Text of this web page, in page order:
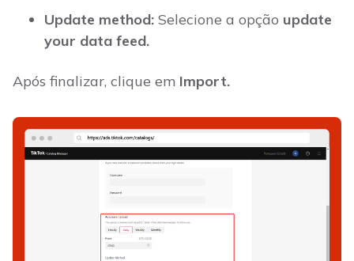
Update method: Selecione a opção update
your data feed.
Após finalizar, clique em Import.